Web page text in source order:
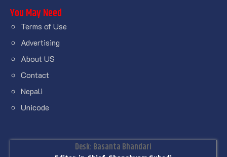
You May Need
Terms of Use
Advertising
About US
Contact
Nepali
Unicode
Desk: Basanta Bhandari